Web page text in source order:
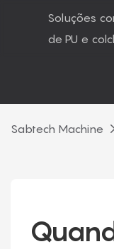
Soluções
de PU e
Sabtech Machine